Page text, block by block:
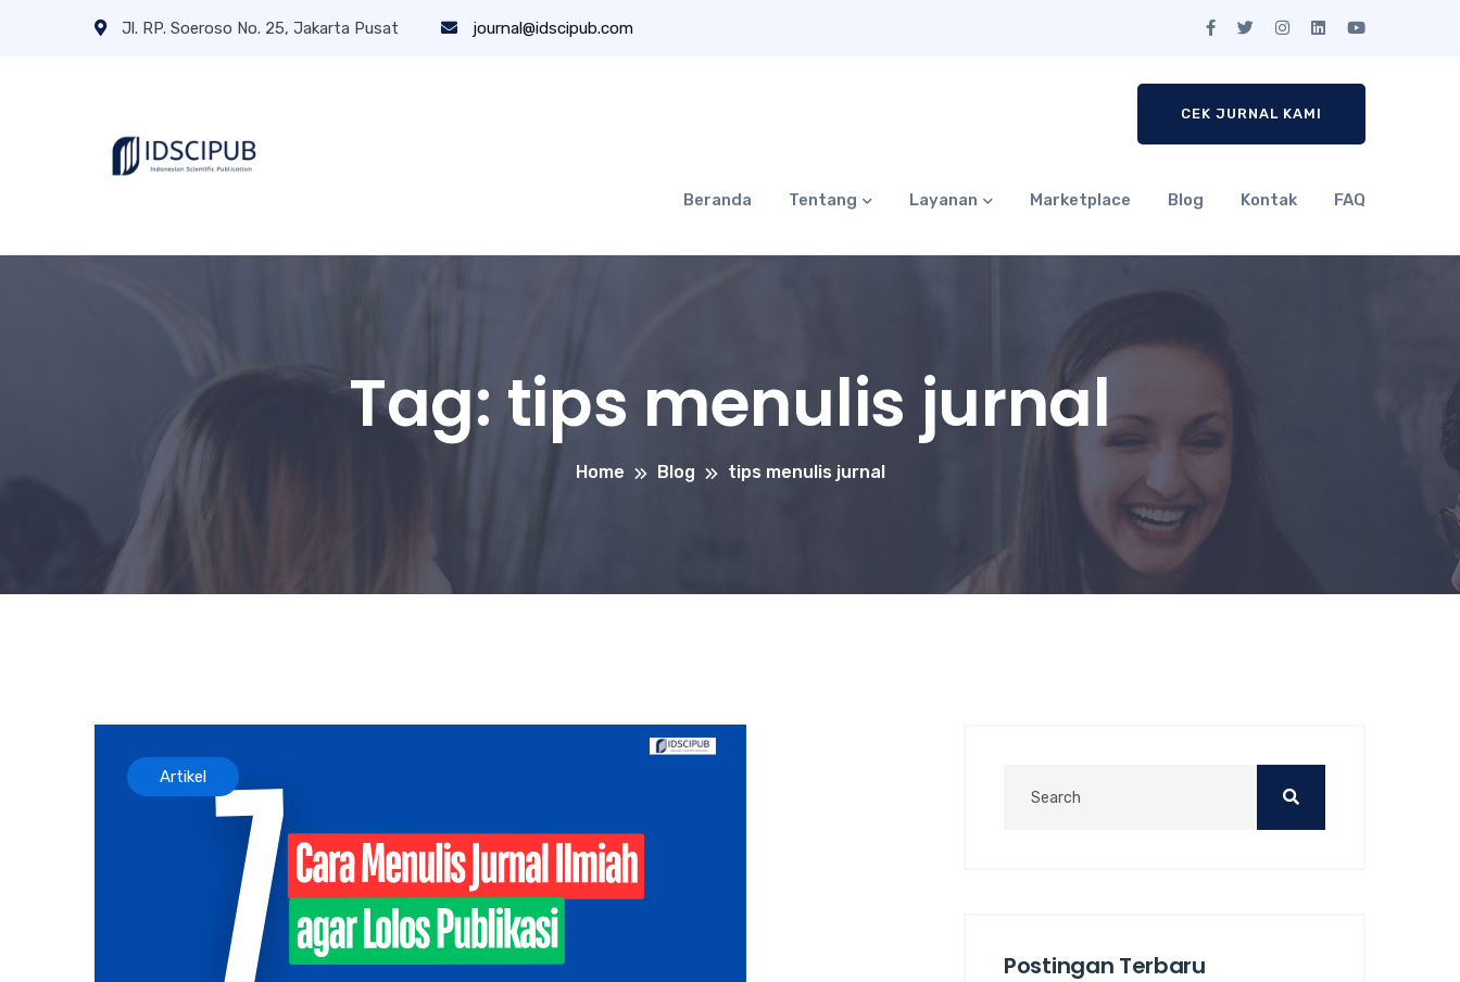
Jl. RP. Soeroso No. 25, Jakarta Pusat journal@idscipub.com
CEK JURNAL KAMI
Beranda Tentang Layanan Marketplace Blog Kontak FAQ
Tag: tips menulis jurnal
Home Blog tips menulis jurnal
Artikel
Postingan Terbaru